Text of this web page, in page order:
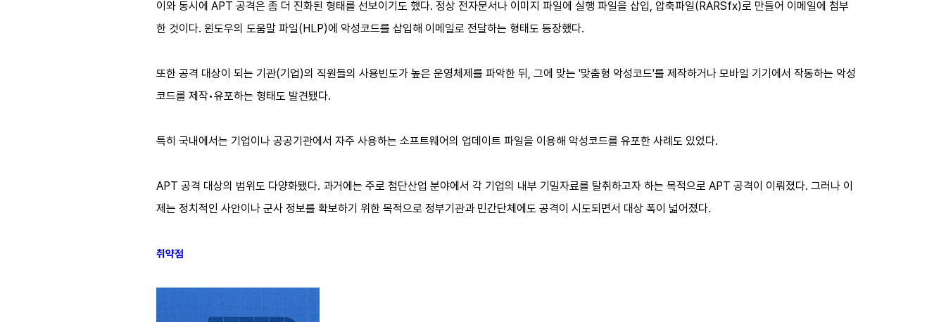
이와 동시에 APT 공격은 좀 더 진화된 형태를 선보이기도 했다. 정상 전자문서나 이미지 파일에 실행 파일을 삽입, 압축파일(RARSfx)로 만들어 이메일에 첨부
한 것이다. 윈도우의 도움말 파일(HLP)에 악성코드를 삽입해 이메일로 전달하는 형태도 등장했다.
또한 공격 대상이 되는 기관(기업)의 직원들의 사용빈도가 높은 운영체제를 파악한 뒤, 그에 맞는 '맞춤형 악성코드'를 제작하거나 모바일 기기에서 작동하는 악성
코드를 제작•유포하는 형태도 발견됐다.
특히 국내에서는 기업이나 공공기관에서 자주 사용하는 소프트웨어의 업데이트 파일을 이용해 악성코드를 유포한 사례도 있었다.
APT 공격 대상의 범위도 다양화됐다. 과거에는 주로 첨단산업 분야에서 각 기업의 내부 기밀자료를 탈취하고자 하는 목적으로 APT 공격이 이뤄졌다. 그러나 이
제는 정치적인 사안이나 군사 정보를 확보하기 위한 목적으로 정부기관과 민간단체에도 공격이 시도되면서 대상 폭이 넓어졌다.
취약점